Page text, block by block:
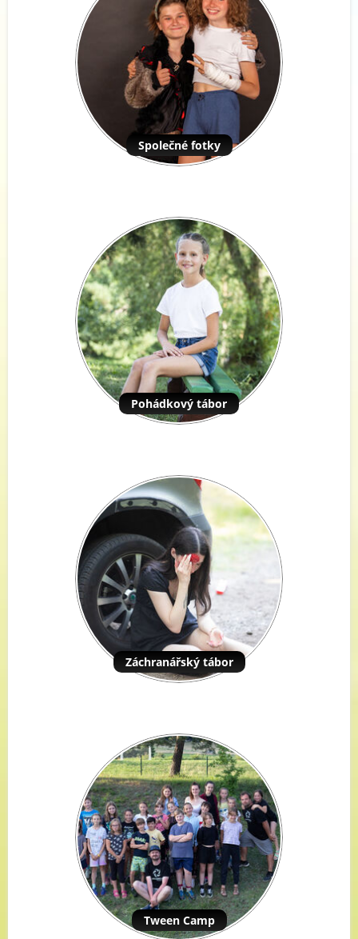
Společné fotky
Pohádkový tábor
Záchranářský tábor
Tween Camp